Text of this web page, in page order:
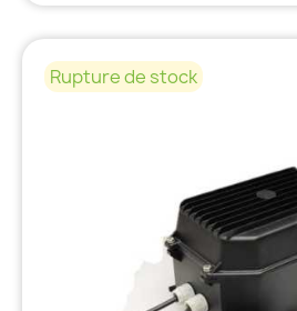
Rupture de stock